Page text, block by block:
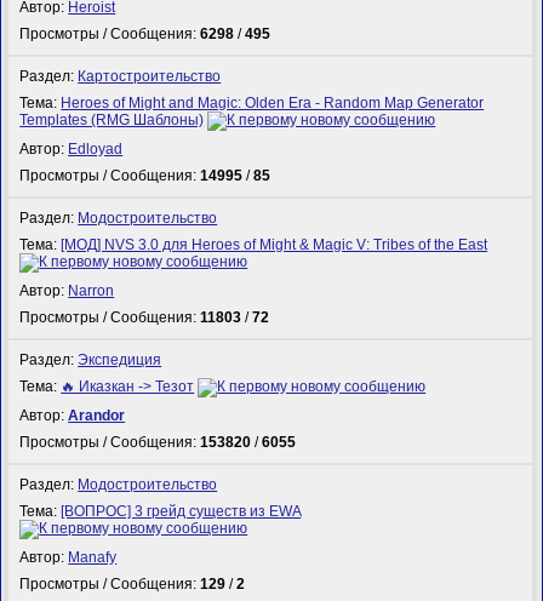
Автор: Heroist
Просмотры / Сообщения:6298 /495
Раздел: Картостроительство
Тема: Heroes of Might and Magic: Olden Era - Random Map Generator
Templates (RMG Шаблоны)
Автор: Edloyad
Просмотры / Сообщения:14995 /85
Раздел: Модостроительство
Тема: [МОД] NVS 3.0 для Heroes of Might & Magic V: Tribes of the East
Автор: Narron
Просмотры / Сообщения:11803 /72
Раздел:Экспедиция
Тема: 🔥 Иказкан -> Тезот
Автор:Arandor
Просмотры / Сообщения:153820 /6055
Раздел: Модостроительство
Тема: [ВОПРОС] 3 грейд существ из EWA
Автор: Manafy
Просмотры / Сообщения:129 /2